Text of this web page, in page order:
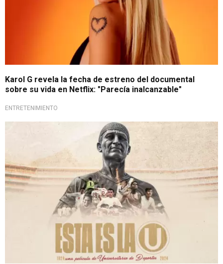
Karol G revela la fecha de estreno del documental
sobre su vida en Netflix: "Parecía inalcanzable"
ENTRETENIMIENTO